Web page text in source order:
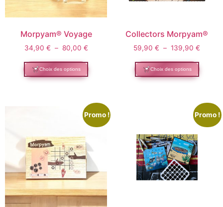
Morpyam® Voyage
34,90 € – 80,00 €
Choix des options
Collectors Morpyam®
59,90€ – 139,90€
Choix des options
Promo ! Promo !